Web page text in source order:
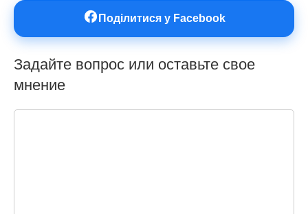
Поділитися у Facebook
Задайте вопрос или оставьте свое
мнение